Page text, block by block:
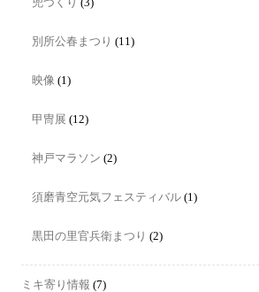
別所公春まつり (11)
映像 (1)
甲冑展 (12)
神戸マラソン (2)
須磨青空元気フェスティバル (1)
黒田の里官兵衛まつり (2)
ミキ寄り情報 (7)